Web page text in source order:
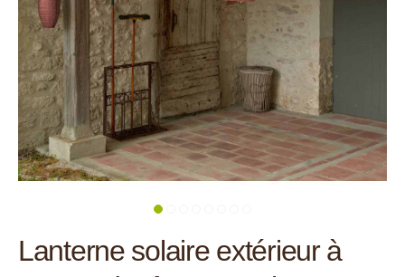
Lanterne solaire extérieur à